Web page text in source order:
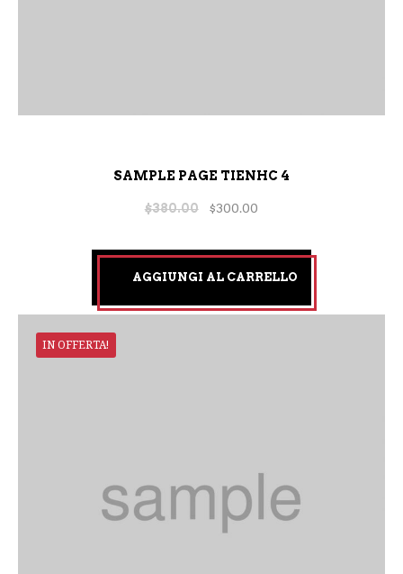
SAMPLE PAGE TIENHC 4
$380.00 $300.00
AGGIUNGI AL CARRELLO
IN OFFERTA!